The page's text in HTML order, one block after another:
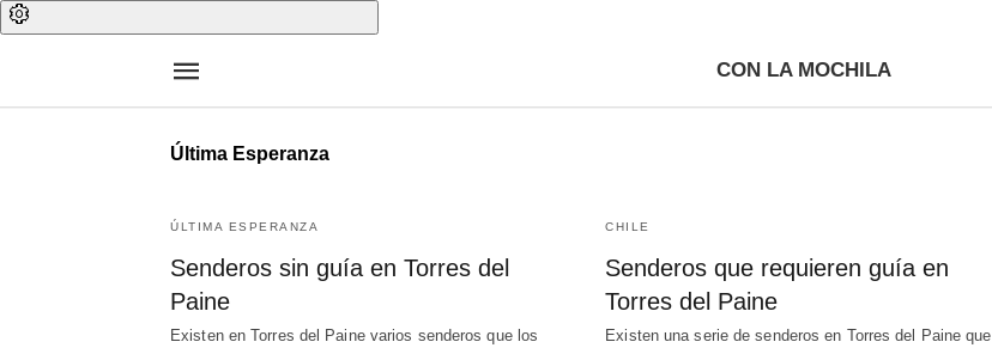
CON LA MOCHILA
Última Esperanza
ÚLTIMA ESPERANZA
Senderos sin guía en Torres del
Paine
Existen en Torres del Paine varios senderos que los
CHILE
Senderos que requieren guía en
Torres del Paine
Existen una serie de senderos en Torres del Paine que